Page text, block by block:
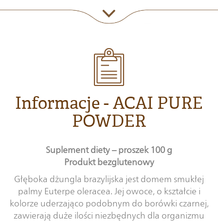
Informacje - ACAI PURE
POWDER
Suplement diety – proszek 100 g
Produkt bezglutenowy
Głęboka dżungla brazylijska jest domem smukłej
palmy Euterpe oleracea. Jej owoce, o kształcie i
kolorze uderzająco podobnym do borówki czarnej,
zawierają duże ilości niezbędnych dla organizmu